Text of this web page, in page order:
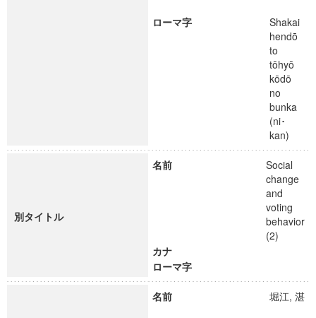
ローマ字
Shakai
hendō
to
tōhyō
kōdō
no
bunka
(ni･
kan)
別タイトル
名前
Social
change
and
voting
behavior
(2)
カナ
ローマ字
名前 堀江, 湛